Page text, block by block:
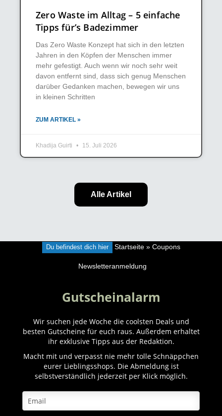
Zero Waste im Alltag – 5 einfache
Tipps für’s Badezimmer
Das Zero Waste Konzept hat sich in den letzten
Jahren in den Köpfen der Menschen immer
mehr gefestigt. Auch wenn wir noch sehr weit
davon entfernt sind, dass sich genug Menschen
darüber Gedanken machen, bewegen wir uns
in kleinen Schritten
ZUM ARTIKEL »
Khadija Guirti 15. Juli 2026
Alle Artikel
Du befindest dich hier Startseite» Coupons
Newsletteranmeldung
Gutscheinalarm
Wir suchen jede Woche die coolsten Deals und
besten Gutscheine für euch raus. Außerdem erhaltet
ihr exklusive Tipps aus der Redaktion.
Macht mit und verpasst nie mehr tolle Schnäppchen
eurer Lieblingsshops. Die Abmeldung ist
selbstverständlich jederzeit per Klick möglich.